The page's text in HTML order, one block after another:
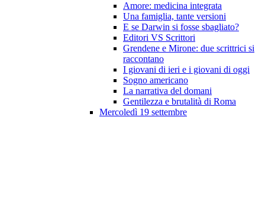
Amore: medicina integrata
Una famiglia, tante versioni
E se Darwin si fosse sbagliato?
Editori VS Scrittori
Grendene e Mirone: due scrittrici si
raccontano
I giovani di ieri e i giovani di oggi
Sogno americano
La narrativa del domani
Gentilezza e brutalità di Roma
Mercoledì 19 settembre